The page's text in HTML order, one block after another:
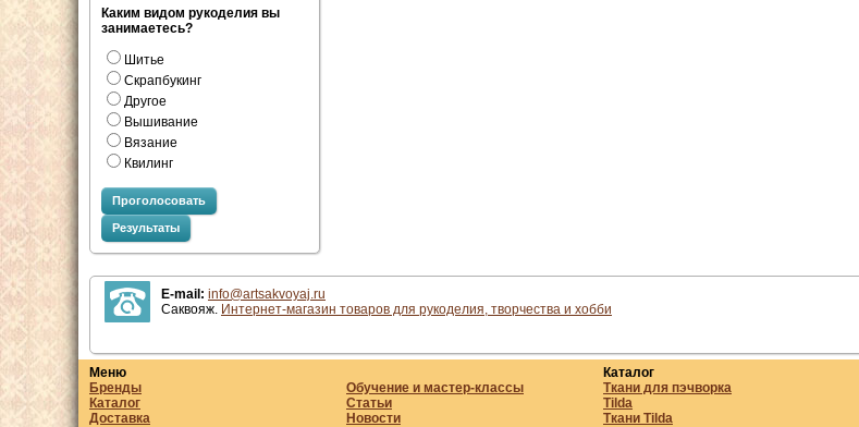
Каким видом рукоделия вы
занимаетесь?
Шитье
Скрапбукинг
Другое
Вышивание
Вязание
Квилинг
Проголосовать
Результаты
E-mail: info@artsakvoyaj.ru
Саквояж. Интернет-магазин товаров для рукоделия, творчества и хобби
Меню
Бренды
Каталог
Доставка
Обучение и мастер-классы
Статьи
Новости
Каталог
Ткани для пэчворка
Tilda
Ткани Tilda